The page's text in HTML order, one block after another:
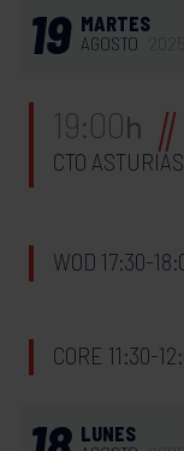
19 MARTES
AGOSTO
19:00h
CTO
WOD 17:30-
CORE 11:30-
LUNES